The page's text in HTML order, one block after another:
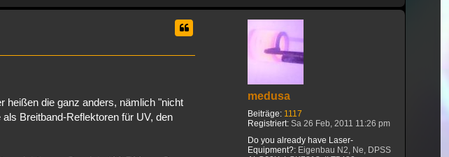
oben
medusa
Beiträge: 1117
Registriert: Sa 26 Feb, 2011 11:26 pm
Do you already have Laser-
Equipment?: Eigenbau N2, Ne, DPSS
heißen die ganz anders, nämlich "nicht
Breitband-Reflektoren für UV, den